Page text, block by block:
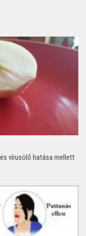
vírusölő hatása mellett